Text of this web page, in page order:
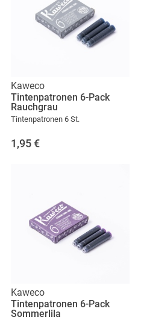
Kaweco
Tintenpatronen 6-Pack
Rauchgrau
Tintenpatronen 6 St.
1,95 €
Kaweco
Tintenpatronen 6-Pack
Sommerlila